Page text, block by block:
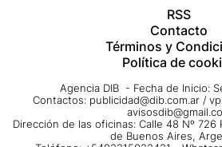
RSS
Contacto
Términos y
Política de
Agencia DIB - Fecha de Inicio:
Contactos: publicidad@dib.com.ar /
Dirección de las oficinas: Calle 48 Nº 726
de Buenos Aires,